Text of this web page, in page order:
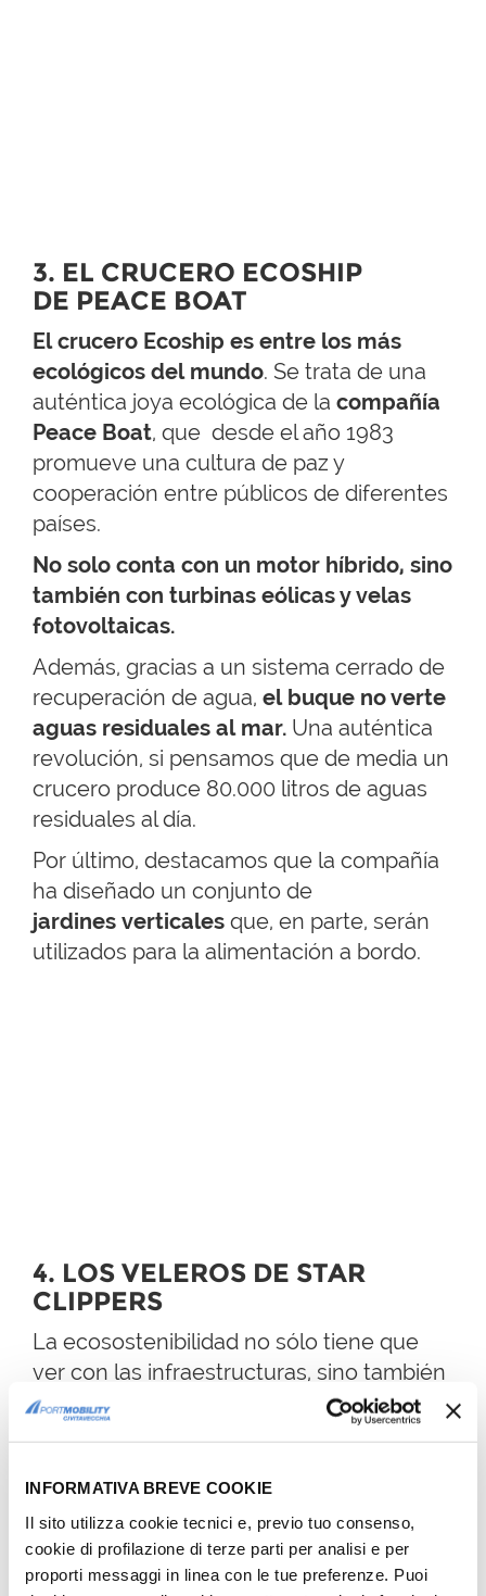
INFORMATIVA BREVE COOKIE
Il sito utilizza cookie tecnici e, previo tuo consenso,
cookie di profilazione di terze parti per analisi e per
proporti messaggi in linea con le tue preferenze. Puoi
3. EL CRUCERO ECOSHIP
DE PEACE BOAT
El crucero Ecoship es entre los más
ecológicos del mundo. Se trata de una
auténtica joya ecológica de la compañía
Peace Boat, que desde el año 1983
promueve una cultura de paz y
cooperación entre públicos de diferentes
países.
No solo conta con un motor híbrido, sino
también con turbinas eólicas y velas
fotovoltaicas.
Además, gracias a un sistema cerrado de
recuperación de agua, el buque no verte
aguas residuales al mar. Una auténtica
revolución, si pensamos que de media un
crucero produce 80.000 litros de aguas
residuales al día.
Por último, destacamos que la compañía
ha diseñado un conjunto de
jardines verticales que, en parte, serán
utilizados para la alimentación a bordo.
4. LOS VELEROS DE STAR
CLIPPERS
La ecosostenibilidad no sólo tiene que
ver con las infraestructuras, sino también
con la capacidad de reutilizar e innovar
restaura viejos veleros. Estos veleros
son propulsionados
exclusivamente por